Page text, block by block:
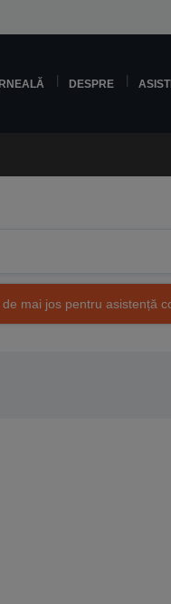
DESPRE
mai jos pentru asistență